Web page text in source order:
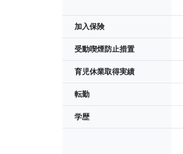
加入保険
受動喫煙防止措置
育児休業取得実績
転勤
学歴